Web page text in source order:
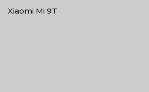
Xiaomi Mi 9T